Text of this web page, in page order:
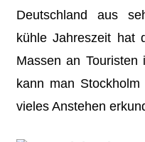
Deutschland aus
kühle Jahreszeit hat
Massen an
kann man
vieles Anstehen